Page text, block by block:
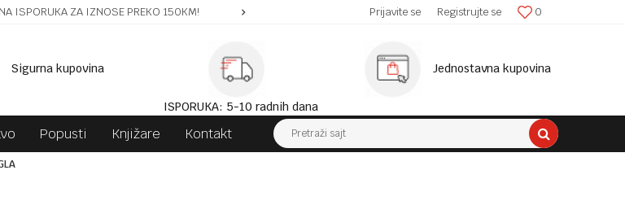
ISPORUKA ZA IZNOSE PREKO 150KM! SIGURNA ISPORUKA! 0
Prijavite se Registrujte se
Sigurna kupovina
ISPORUKA: 5-10 radnih dana
Jednostavna kupovina
Popusti Knjižare Kontakt Pretraži sajt